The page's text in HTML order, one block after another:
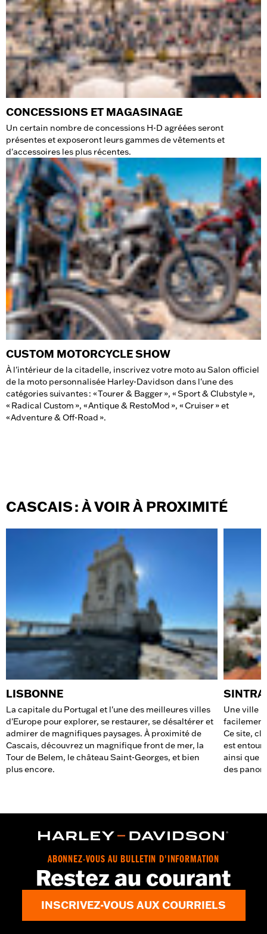
CONCESSIONS ET MAGASINAGE
Un certain nombre de concessions H-D agréées seront
présentes et exposeront leurs gammes de vêtements et
d'accessoires les plus récentes.
CUSTOM MOTORCYCLE SHOW
À l'intérieur de la citadelle, inscrivez votre moto au Salon officiel
de la moto personnalisée Harley-Davidson dans l'une des
catégories suivantes : « Tourer & Bagger », « Sport & Clubstyle »,
« Radical Custom », « Antique & RestoMod », « Cruiser » et
« Adventure & Off-Road ».
CASCAIS : À VOIR À PROXIMITÉ
LISBONNE
La capitale du Portugal et l'une des meilleures villes
d'Europe pour explorer, se restaurer, se désaltérer et
admirer de magnifiques paysages. À proximité de
Cascais, découvrez un magnifique front de mer, la
Tour de Belem, le château Saint-Georges, et bien
plus encore.
SINTRA
Une ville
facilement
Ce site,
est
ainsi que
des
ABONNEZ-VOUS AU BULLETIN D'INFORMATION
Restez au courant
INSCRIVEZ-VOUS AUX COURRIELS